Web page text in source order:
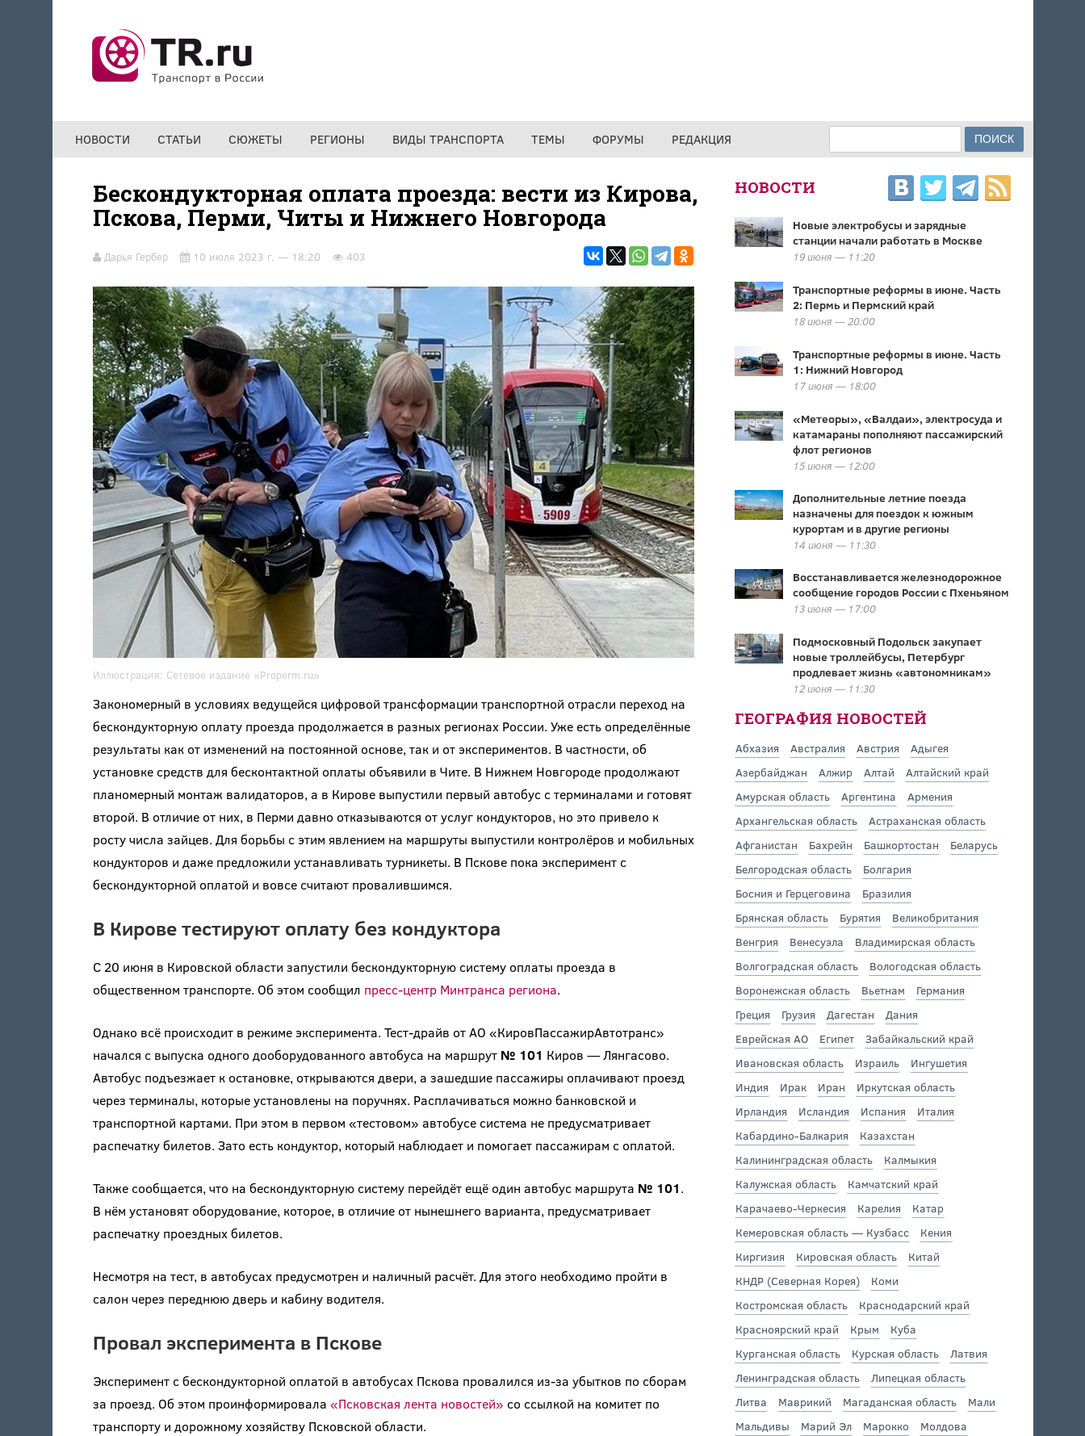
НОВОСТИ СТАТЬИ СЮЖЕТЫ РЕГИОНЫ ВИДЫ ТРАНСПОРТА ТЕМЫ ФОРУМЫ РЕДАКЦИЯ ФОРМА ПОИСКА
Бескондукторная оплата проезда: вести из Кирова,
Пскова, Перми, Читы и Нижнего Новгорода
Дарья Гербер 10 июля 2023 г. — 18:20 403
Иллюстрация: Сетевое издание «Properm.ru»
Закономерный в условиях ведущейся цифровой трансформации транспортной отрасли переход на
бескондукторную оплату проезда продолжается в разных регионах России. Уже есть определённые
результаты как от изменений на постоянной основе, так и от экспериментов. В частности, об
установке средств для бесконтактной оплаты объявили в Чите. В Нижнем Новгороде продолжают
планомерный монтаж валидаторов, а в Кирове выпустили первый автобус с терминалами и готовят
второй. В отличие от них, в Перми давно отказываются от услуг кондукторов, но это привело к
росту числа зайцев. Для борьбы с этим явлением на маршруты выпустили контролёров и мобильных
кондукторов и даже предложили устанавливать турникеты. В Пскове пока эксперимент с
бескондукторной оплатой и вовсе считают провалившимся.
В Кирове тестируют оплату без кондуктора
С 20 июня в Кировской области запустили бескондукторную систему оплаты проезда в
общественном транспорте. Об этом сообщил пресс-центр Минтранса региона.
Однако всё происходит в режиме эксперимента. Тест-драйв от АО «КировПассажирАвтотранс»
начался с выпуска одного дооборудованного автобуса на маршрут № 101 Киров — Лянгасово.
Автобус подъезжает к остановке, открываются двери, а зашедшие пассажиры оплачивают проезд
через терминалы, которые установлены на поручнях. Расплачиваться можно банковской и
транспортной картами. При этом в первом «тестовом» автобусе система не предусматривает
распечатку билетов. Зато есть кондуктор, который наблюдает и помогает пассажирам с оплатой.
Также сообщается, что на бескондукторную систему перейдёт ещё один автобус маршрута № 101.
В нём установят оборудование, которое, в отличие от нынешнего варианта, предусматривает
распечатку проездных билетов.
Несмотря на тест, в автобусах предусмотрен и наличный расчёт. Для этого необходимо пройти в
салон через переднюю дверь и кабину водителя.
Провал эксперимента в Пскове
Эксперимент с бескондукторной оплатой в автобусах Пскова провалился из-за убытков по сборам
за проезд. Об этом проинформировала «Псковская лента новостей» со ссылкой на комитет по
транспорту и дорожному хозяйству Псковской области.
НОВОСТИ
Новые электробусы и зарядные
станции начали работать в Москве
19 июня — 11:20
Транспортные реформы в июне. Часть
2: Пермь и Пермский край
18 июня — 20:00
Транспортные реформы в июне. Часть
1: Нижний Новгород
17 июня — 18:00
«Метеоры», «Валдаи», электросуда и
катамараны пополняют пассажирский
флот регионов
15 июня — 12:00
Дополнительные летние поезда
назначены для поездок к южным
курортам и в другие регионы
14 июня — 11:30
Восстанавливается железнодорожное
сообщение городов России с Пхеньяном
13 июня — 17:00
Подмосковный Подольск закупает
новые троллейбусы, Петербург
продлевает жизнь «автономникам»
12 июня — 11:30
ГЕОГРАФИЯ НОВОСТЕЙ
Абхазия Австралия Австрия
Адыгея
Азербайджан
Алжир Алтай
Алтайский край
Амурская область
Аргентина
Армения
Архангельская область
Астраханская область
Афганистан
Бахрейн Башкортостан
Беларусь
Белгородская область
Болгария
Босния и Герцеговина
Бразилия
Брянская область
Бурятия
Великобритания
Венгрия
Венесуэла
Владимирская область
Волгоградская область
Вологодская область
Воронежская область
Вьетнам
Германия
Греция
Грузия Дагестан
Дания
Еврейская АО
Египет
Забайкальский край
Ивановская область
Израиль
Ингушетия
Индия
Ирак Иран
Иркутская область
Ирландия
Исландия Испания
Италия
Кабардино-Балкария
Казахстан
Калининградская область
Калмыкия
Калужская область
Камчатский край
Карачаево-Черкесия
Карелия
Катар
Кемеровская область — Кузбасс
Кения
Киргизия
Кировская область
Китай
КНДР (Северная Корея)
Коми
Костромская область
Краснодарский край
Красноярский край
Крым
Куба
Курганская область
Курская область
Латвия
Ленинградская область
Липецкая область
Литва
Маврикий Магаданская область
Мали
Мальдивы
Марий Эл Марокко
Молдова